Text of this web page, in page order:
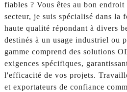
fiables ? Vous êtes au bon
secteur, je suis spécialisé dans la
haute qualité répondant à divers
destinés à un usage industriel ou
gamme comprend des solutions
exigences spécifiques,
l'efficacité de vos projets.
et exportateurs de confiance